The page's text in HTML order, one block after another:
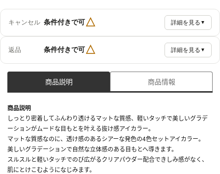
キャンセル 条件付きで可△ 詳細を見る ▼
返品 条件付きで可△ 詳細を見る ▼
商品説明 商品情報
商品説明
しっとり密着してふんわり透けるマットな質感、軽いタッチで美しいグラデ
ーションがムードな目もとを叶える抜け感アイカラー。
マットな質感なのに、透け感のあるシアーな発色の4色セットアイカラー。
美しいグラデーションで自然な立体感のある目もとへ導きます。
スルスルと軽いタッチでのび広がるクリアパウダー配合できしみ感がなく、
肌にとけこむようになじみます。